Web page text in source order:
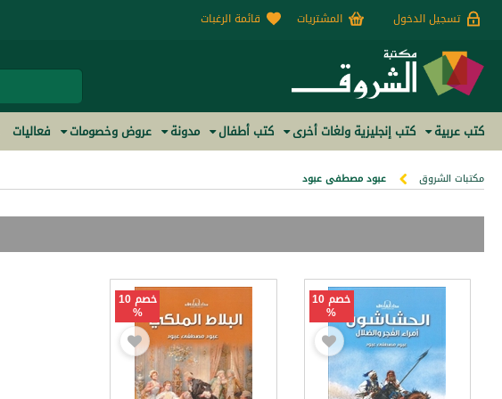
تسجيل الدخول المشتريات قائمة الرغبات
كتب عربية كتب إنجليزية ولغات أخرى كتب أطفال مدونة عروض وخصومات فعاليات
مكتبات الشروق عبود مصطفى عبود
خصم 10
%
خصم 10
%